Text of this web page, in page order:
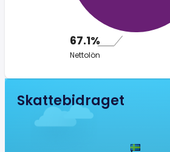
67.1%
Nettolön
Skattebidraget